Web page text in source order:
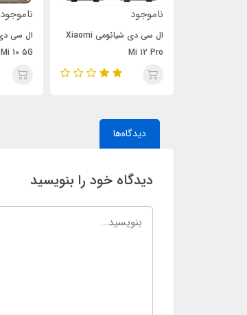
ناموجود
ال سی دی شیائومی Xiaomi
Mi 12 Pro
ناموجود
Mi 10 5G
دیدگاه‌ها
دیدگاه خود را بنویسید